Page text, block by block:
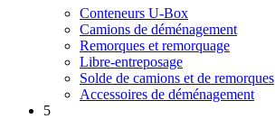
Conteneurs U-Box
Camions de déménagement
Remorques et remorquage
Libre-entreposage
Solde de camions et de remorques
Accessoires de déménagement
5